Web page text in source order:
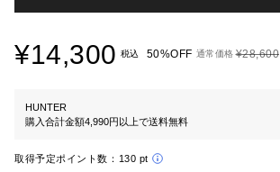
¥14,300 税込 50%OFF 通常価格 ¥28,600
HUNTER
購入合計金額4,990円以上で送料無料
取得予定ポイント数： 130 pt